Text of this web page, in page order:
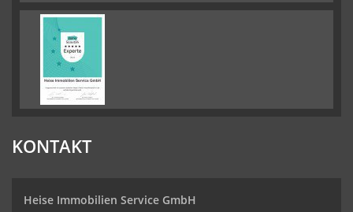
KONTAKT
Heise Immobilien Service GmbH